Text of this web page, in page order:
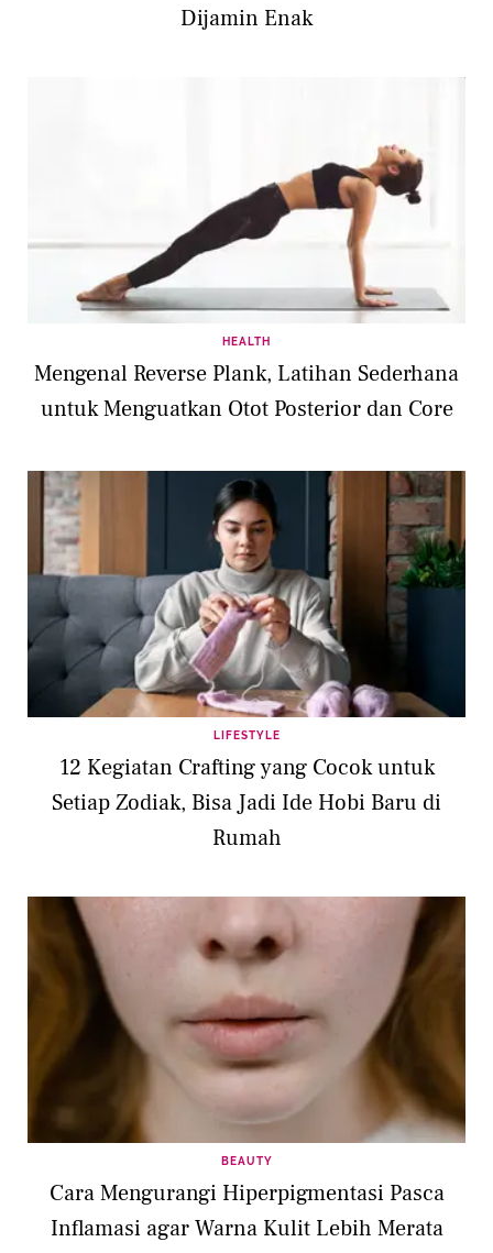
Dijamin Enak
HEALTH
Mengenal Reverse Plank, Latihan Sederhana
untuk Menguatkan Otot Posterior dan Core
LIFESTYLE
12 Kegiatan Crafting yang Cocok untuk
Setiap Zodiak, Bisa Jadi Ide Hobi Baru di
Rumah
BEAUTY
Cara Mengurangi Hiperpigmentasi Pasca
Inflamasi agar Warna Kulit Lebih Merata